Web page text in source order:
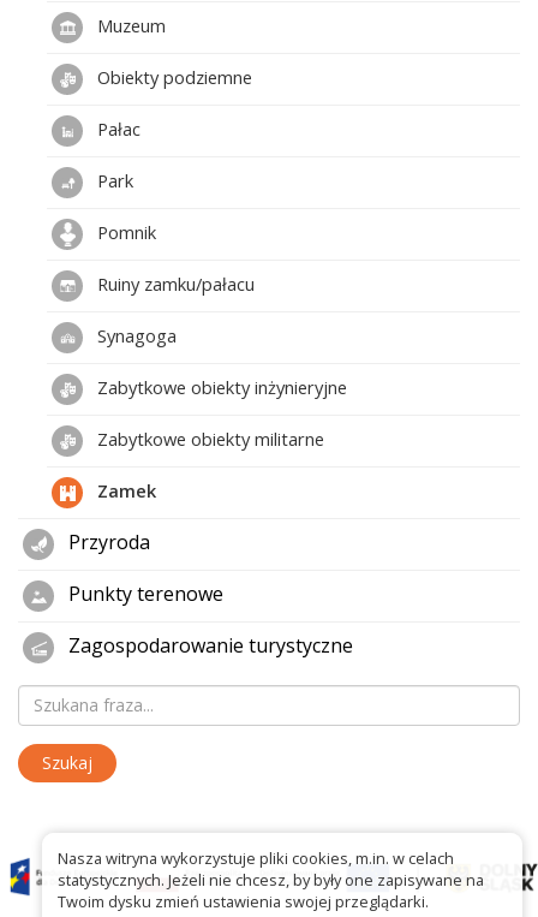
Muzeum
Obiekty podziemne
Pałac
Park
Pomnik
Ruiny zamku/pałacu
Synagoga
Zabytkowe obiekty inżynieryjne
Zabytkowe obiekty militarne
Zamek
Przyroda
Punkty terenowe
Zagospodarowanie turystyczne
Nasza witryna wykorzystuje pliki cookies, m.in. w celach
statystycznych. Jeżeli nie chcesz, by były one zapisywane na
Twoim dysku zmień ustawienia swojej przeglądarki.